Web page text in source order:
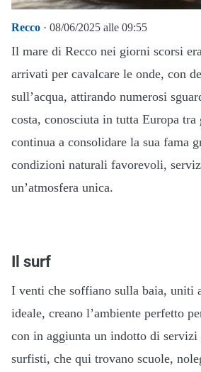
Recco · 08/06/2025 alle 09:55
Il mare di Recco nei giorni scorsi
arrivati per cavalcare le onde, con
sull’acqua, attirando numerosi
costa, conosciuta in tutta Europa tra
continua a consolidare la sua fama
condizioni naturali favorevoli,
un’atmosfera unica.
Il surf
I venti che soffiano sulla baia, uniti
ideale, creano l’ambiente perfetto
con in aggiunta un indotto di servizi
surfisti, che qui trovano scuole,